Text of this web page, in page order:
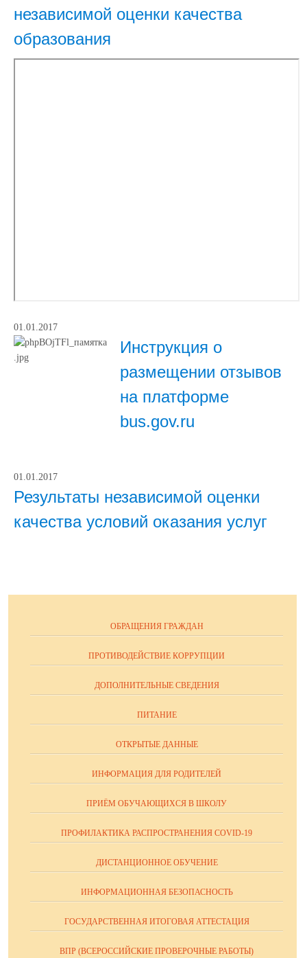
независимой оценки качества
образования
01.01.2017
Инструкция о
размещении отзывов
на платформе
bus.gov.ru
01.01.2017
Результаты независимой оценки
качества условий оказания услуг
ОБРАЩЕНИЯ ГРАЖДАН
ПРОТИВОДЕЙСТВИЕ КОРРУПЦИИ
ДОПОЛНИТЕЛЬНЫЕ СВЕДЕНИЯ
ПИТАНИЕ
ОТКРЫТЫЕ ДАННЫЕ
ИНФОРМАЦИЯ ДЛЯ РОДИТЕЛЕЙ
ПРИЁМ ОБУЧАЮЩИХСЯ В ШКОЛУ
ПРОФИЛАКТИКА РАСПРОСТРАНЕНИЯ COVID-19
ДИСТАНЦИОННОЕ ОБУЧЕНИЕ
ИНФОРМАЦИОННАЯ БЕЗОПАСНОСТЬ
ГОСУДАРСТВЕННАЯ ИТОГОВАЯ АТТЕСТАЦИЯ
ВПР (ВСЕРОССИЙСКИЕ ПРОВЕРОЧНЫЕ РАБОТЫ)